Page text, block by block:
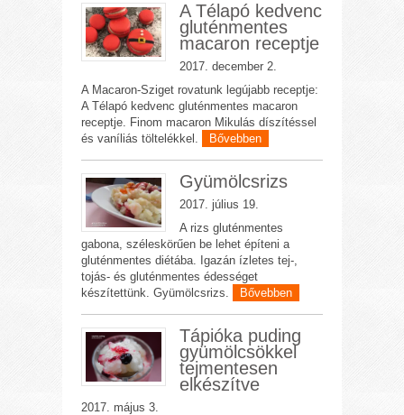
A Télapó kedvenc
gluténmentes
macaron receptje
2017. december 2.
A Macaron-Sziget rovatunk legújabb receptje:
A Télapó kedvenc gluténmentes macaron
receptje. Finom macaron Mikulás díszítéssel
és vaníliás töltelékkel.
Bővebben
Gyümölcsrizs
2017. július 19.
A rizs gluténmentes
gabona, széleskörűen be lehet építeni a
gluténmentes diétába. Igazán ízletes tej-,
tojás- és gluténmentes édességet
készítettünk. Gyümölcsrizs.
Bővebben
Tápióka puding
gyümölcsökkel
tejmentesen
elkészítve
2017. május 3.